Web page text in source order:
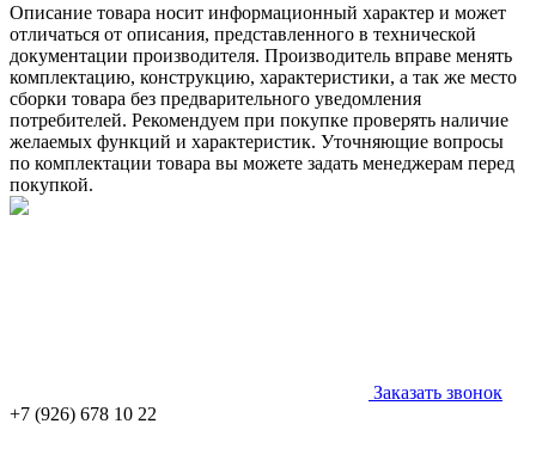
Описание товара носит информационный характер и может
отличаться от описания, представленного в технической
документации производителя. Производитель вправе менять
комплектацию, конструкцию, характеристики, а так же место
сборки товара без предварительного уведомления
потребителей. Рекомендуем при покупке проверять наличие
желаемых функций и характеристик. Уточняющие вопросы
по комплектации товара вы можете задать менеджерам перед
покупкой.
Заказать звонок
+7 (926) 678 10 22